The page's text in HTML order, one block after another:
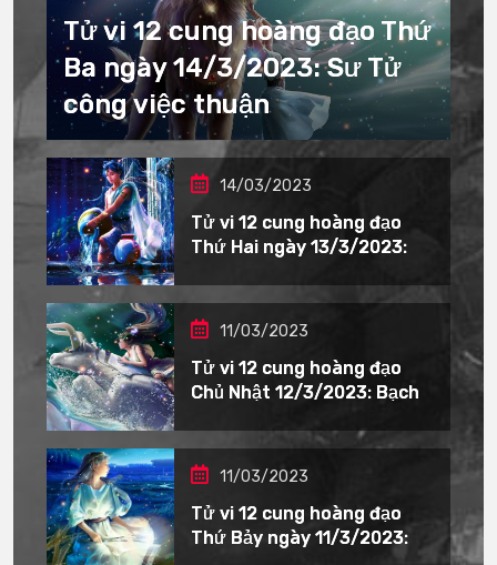
Tử vi 12 cung hoàng đạo Thứ
Ba ngày 14/3/2023: Sư Tử
công việc thuận
14/03/2023
Tử vi 12 cung hoàng đạo
Thứ Hai ngày 13/3/2023:
11/03/2023
Tử vi 12 cung hoàng đạo
Chủ Nhật 12/3/2023: Bạch
11/03/2023
Tử vi 12 cung hoàng đạo
Thứ Bảy ngày 11/3/2023: